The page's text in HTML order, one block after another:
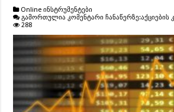
Online ინსტრუმენტები
გამორთულია კომენტარი ჩანაწერზე:აქციების
288